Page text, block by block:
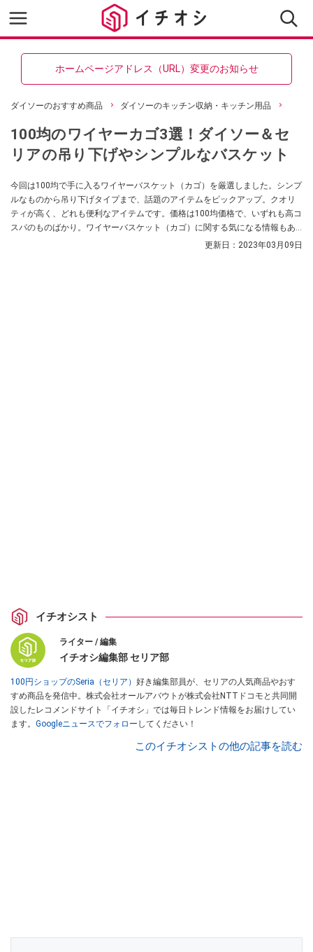
ホームページアドレス（URL）変更のお知らせ
ダイソーのおすすめ商品 ダイソーのキッチン収納・キッチン用品
100均のワイヤーカゴ3選！ダイソー＆セ
リアの吊り下げやシンプルなバスケット
今回は100均で手に入るワイヤーバスケット（カゴ）を厳選しました。シンプ
ルなものから吊り下げタイプまで、話題のアイテムをピックアップ。クオリ
ティが高く、どれも便利なアイテムです。価格は100均価格で、いずれも高コ
スパのものばかり。ワイヤーバスケット（カゴ）に関する気になる情報もあ
更新日： 2023年03月09日
イチオシスト
ライター / 編集
イチオシ編集部 セリア部
100円ショップのSeria（セリア） 好き編集部員が、セリアの人気商品やおす
すめ商品を発信中。株式会社オールアバウトが株式会社NTTドコモと共同開
設したレコメンドサイト「イチオシ」では毎日トレンド情報をお届けしてい
ます。 Googleニュースでフォロー してください！
このイチオシストの他の記事を読む